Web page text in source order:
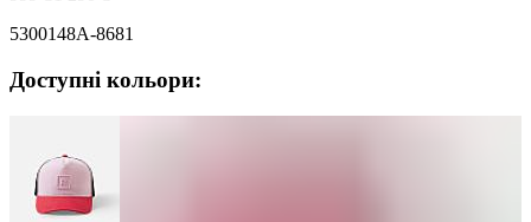
5300148A-8681
Доступні кольори: